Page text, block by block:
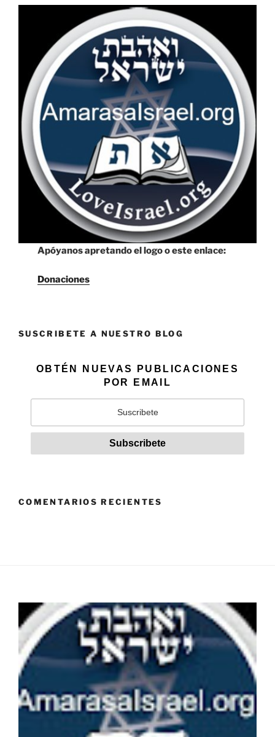
Apóyanos apretando el logo o este enlace:
Donaciones
SUSCRIBETE A NUESTRO BLOG
OBTÉN NUEVAS PUBLICACIONES
POR EMAIL
COMENTARIOS RECIENTES